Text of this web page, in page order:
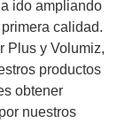
ido ampliando
calidad.
Plus y Volumiz,
productos
obtener
nuestros